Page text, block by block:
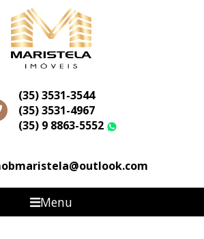
(35) 3531-3544
(35) 3531-4967
(35) 9 8863-5552
Menu